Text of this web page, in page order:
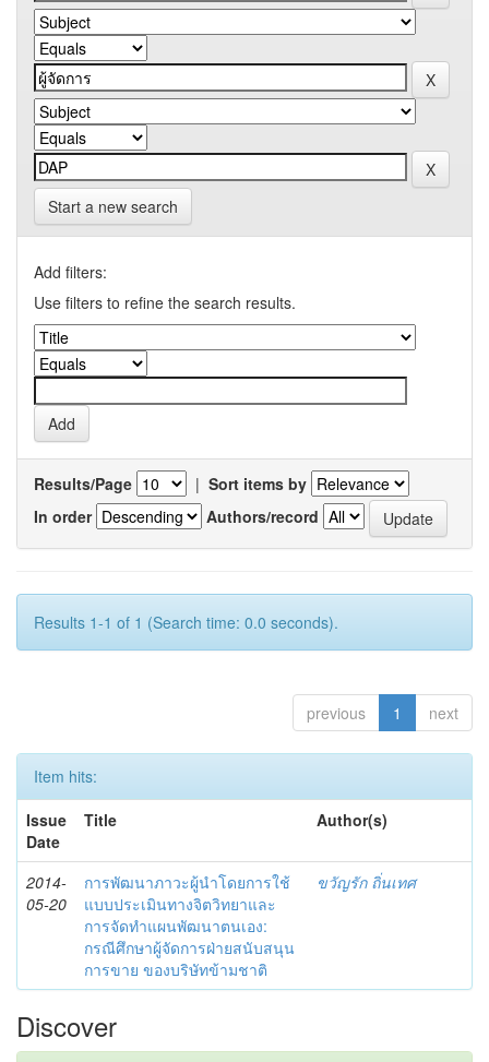
Start a new search
Add filters:
Use filters to refine the search results.
Results/Page | Sort items by
In order
Authors/record
Results 1-1 of 1 (Search time: 0.0 seconds).
previous 1 next
Item hits:
Issue
Date
Title Author(s)
2014-
05-20
การพัฒนาภาวะผู้นำโดยการใช้
แบบประเมินทางจิตวิทยาและ
การจัดทำแผนพัฒนาตนเอง:
กรณีศึกษาผู้จัดการฝ่ายสนับสนุน
การขาย ของบริษัทข้ามชาติ
ขวัญรัก ถิ่นเทศ
Discover